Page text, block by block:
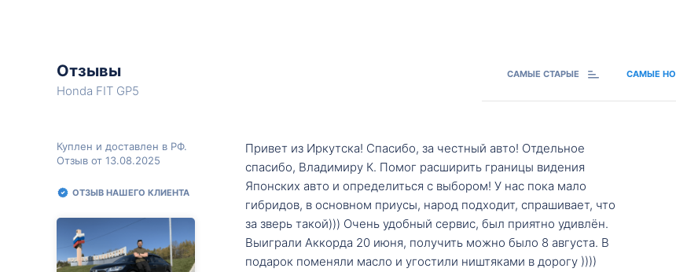
Отзывы
Honda FIT GP5
САМЫЕ СТАРЫЕ САМЫЕ
Куплен и доставлен в РФ.
Отзыв от 13.08.2025
ОТЗЫВ НАШЕГО КЛИЕНТА
Привет из Иркутска! Спасибо, за честный авто! Отдельное
спасибо, Владимиру К. Помог расширить границы видения
Японских авто и определиться с выбором! У нас пока мало
гибридов, в основном приусы, народ подходит, спрашивает, что
за зверь такой))) Очень удобный сервис, был приятно удивлён.
Выиграли Аккорда 20 июня, получить можно было 8 августа. В
подарок поменяли масло и угостили ништяками в дорогу ))))